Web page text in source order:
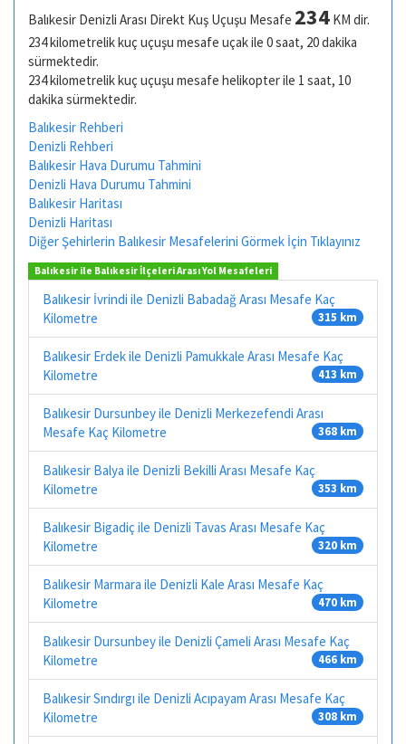
Balıkesir Denizli Arası Direkt Kuş Uçuşu Mesafe 234 KM dir.
234 kilometrelik kuç uçuşu mesafe uçak ile 0 saat, 20 dakika
sürmektedir.
234 kilometrelik kuç uçuşu mesafe helikopter ile 1 saat, 10
dakika sürmektedir.
Balıkesir Rehberi
Denizli Rehberi
Balıkesir Hava Durumu Tahmini
Denizli Hava Durumu Tahmini
Balıkesir Haritası
Denizli Haritası
Diğer Şehirlerin Balıkesir Mesafelerini Görmek İçin Tıklayınız
Balıkesir ile Balıkesir İlçeleri Arası Yol Mesafeleri
Balıkesir İvrindi ile Denizli Babadağ Arası Mesafe Kaç
Kilometre
315 km
Balıkesir Erdek ile Denizli Pamukkale Arası Mesafe Kaç
Kilometre
413 km
Balıkesir Dursunbey ile Denizli Merkezefendi Arası
Mesafe Kaç Kilometre
368 km
Balıkesir Balya ile Denizli Bekilli Arası Mesafe Kaç
Kilometre
353 km
Balıkesir Bigadiç ile Denizli Tavas Arası Mesafe Kaç
Kilometre
320 km
Balıkesir Marmara ile Denizli Kale Arası Mesafe Kaç
Kilometre
470 km
Balıkesir Dursunbey ile Denizli Çameli Arası Mesafe Kaç
Kilometre
466 km
Balıkesir Sındırgı ile Denizli Acıpayam Arası Mesafe Kaç
Kilometre
308 km